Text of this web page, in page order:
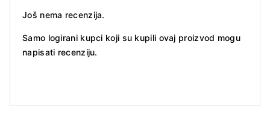
Još nema recenzija.
Samo logirani kupci koji su kupili ovaj proizvod mogu
napisati recenziju.